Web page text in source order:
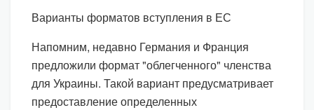
Варианты форматов вступления в ЕС
Напомним, недавно Германия и Франция
предложили формат "облегченного" членства
для Украины. Такой вариант предусматривает
предоставление определенных